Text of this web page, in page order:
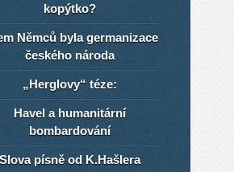
kopýtko?
Němců byla germanizace
českého národa
„Herglovy“ téze:
Havel a humanitární
bombardování
Slova písně od K.Hašlera